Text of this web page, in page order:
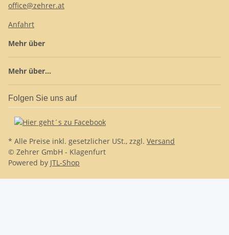
office@zehrer.at
Anfahrt
Mehr über
Mehr über...
Folgen Sie uns auf
* Alle Preise inkl. gesetzlicher USt., zzgl. Versand
© Zehrer GmbH - Klagenfurt
Powered by JTL-Shop